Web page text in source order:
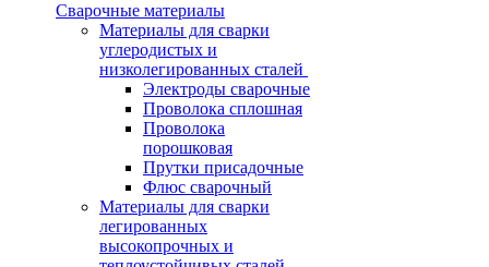
Сварочные материалы
Материалы для сварки
углеродистых и
низколегированных сталей
Электроды сварочные
Проволока сплошная
Проволока
порошковая
Прутки присадочные
Флюс сварочный
Материалы для сварки
легированных
высокопрочных и